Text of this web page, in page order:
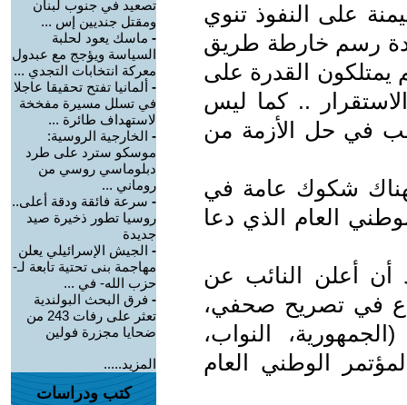
على النفوذ تنوي
رسم خارطة طريق
يمتلكون القدرة على
.. كما ليس
في حل الأزمة من
فهناك شكوك عامة في
العام الذي دعا
أن أعلن النائب عن
في تصريح صحفي،
النواب،
الوطني العام
تصعيد في جنوب لبنان
ومقتل جنديين إس ...
- ماسك يعود لحلبة
السياسة ويؤجج مع عبدول
معركة انتخابات التجدي ...
- ألمانيا تفتح تحقيقا عاجلا
في تسلل مسيرة مفخخة
لاستهداف طائرة ...
- الخارجية الروسية:
موسكو سترد على طرد
دبلوماسي روسي من
روماني ...
- سرعة فائقة ودقة أعلى..
روسيا تطور ذخيرة صيد
جديدة
- الجيش الإسرائيلي يعلن
مهاجمة بنى تحتية تابعة لـ-
حزب الله- في ...
- فرق البحث البولندية
تعثر على رفات 243 من
ضحايا مجزرة فولين
المزيد.....
كتب ودراسات